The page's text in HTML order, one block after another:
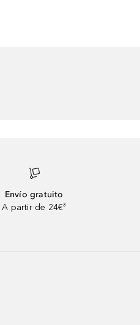
Envío gratuito
A partir de 24€³